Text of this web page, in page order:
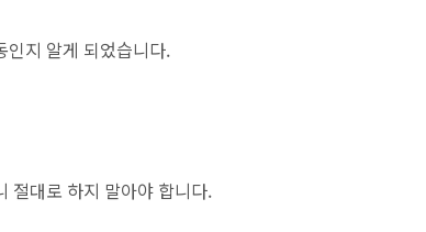
인지 알게 되었습니다.
절대로 하지 말아야 합니다.